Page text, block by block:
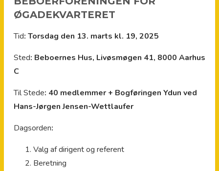
ØGADEKVARTERET
Tid: Torsdag den 13. marts kl. 19, 2025
Sted: Beboernes Hus, Livøsmøgen 41, 8000 Aarhus
C
Til Stede: 40 medlemmer + Bogføringen Ydun ved
Hans-Jørgen Jensen-Wettlaufer
Dagsorden:
Valg af dirigent og referent
Beretning